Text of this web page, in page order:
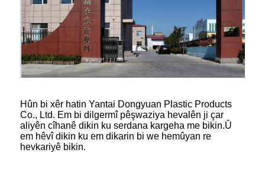
Hûn bi xêr hatin Yantai Dongyuan Plastic Products
Co., Ltd. Em bi dilgermî pêşwaziya hevalên ji çar
aliyên cîhanê dikin ku serdana kargeha me bikin.Û
em hêvî dikin ku em dikarin bi we hemûyan re
hevkariyê bikin.